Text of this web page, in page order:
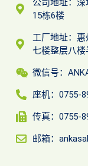
公司地址：
15栋6楼
工厂地址：
七楼整层八楼
微信号：
座机：0755-
传真：0755-
邮箱：